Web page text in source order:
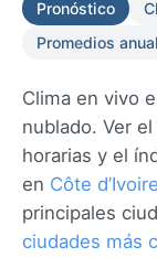
Pronóstico
Promedios
Clima en vivo
nublado. Ver
horarias y el
en Côte d’Ivoire
principales
ciudades más